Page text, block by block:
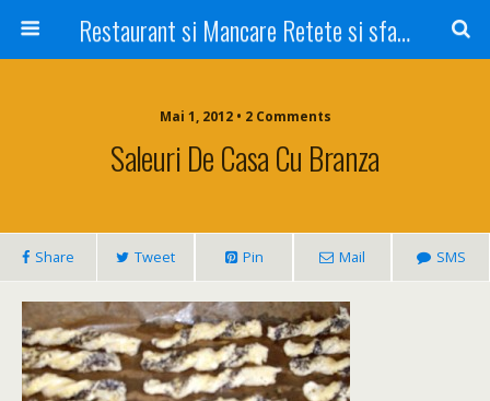
Restaurant si Mancare Retete si sfaturi Picant bun si rapid
Mai 1, 2012 • 2 Comments
Saleuri De Casa Cu Branza
Share Tweet Pin Mail SMS